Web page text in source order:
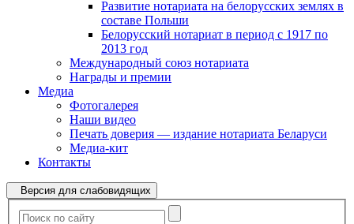
Развитие нотариата на белорусских землях в
составе Польши
Белорусский нотариат в период с 1917 по
2013 год
Международный союз нотариата
Награды и премии
Медиа
Фотогалерея
Наши видео
Печать доверия — издание нотариата Беларуси
Медиа-кит
Контакты
Версия для слабовидящих